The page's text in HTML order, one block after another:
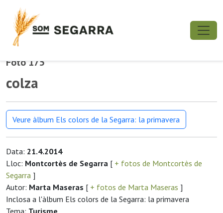
Foto 175
colza
Veure àlbum Els colors de la Segarra: la primavera
Data: 21.4.2014
Lloc: Montcortès de Segarra [ + fotos de Montcortès de
Segarra ]
Autor: Marta Maseras [ + fotos de Marta Maseras ]
Inclosa a l'àlbum Els colors de la Segarra: la primavera
Tema: Turisme